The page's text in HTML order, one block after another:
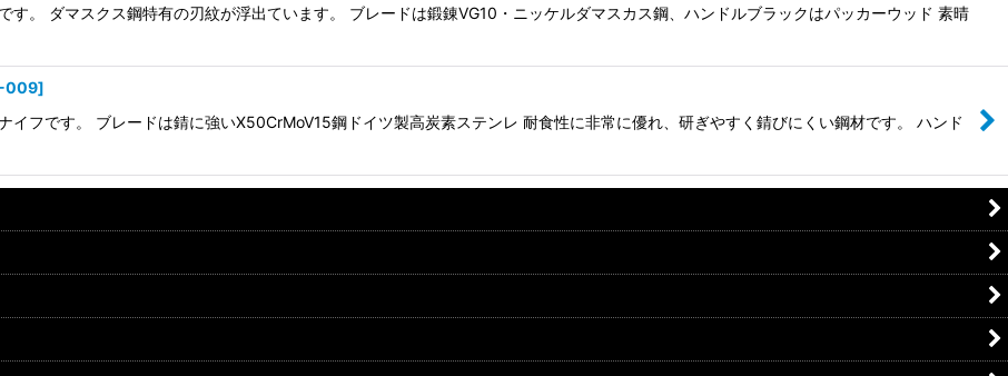
す。 ダマスクス鋼特有の刃紋が浮出ています。 ブレードは鍛錬VG10・ニッケルダマスカス鋼、ハンドルブラックはパッカーウッド 素晴
009]
イフです。 ブレードは錆に強いX50CrMoV15鋼ドイツ製高炭素ステンレ 耐食性に非常に優れ、研ぎやすく錆びにくい鋼材です。 ハンド